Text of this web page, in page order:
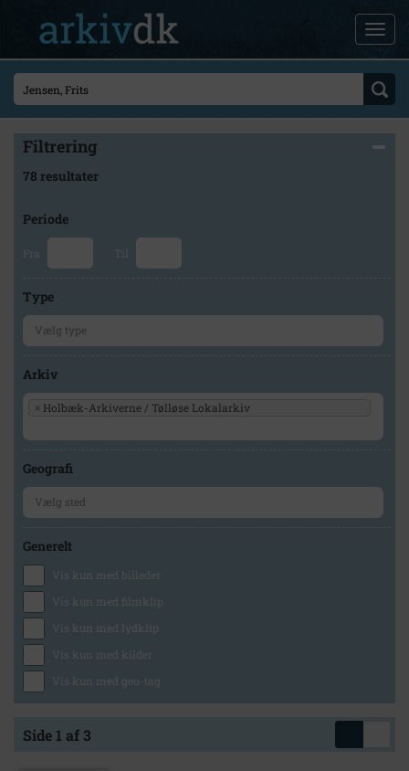
Filtrering
78 resultater
Periode
Fra Til
Type
Arkiv
× Holbæk-Arkiverne / Tølløse Lokalarkiv
Geografi
Generelt
Vis kun med billeder
Vis kun med filmklip
Vis kun med lydklip
Vis kun med kilder
Vis kun med geo-tag
Side 1 af 3